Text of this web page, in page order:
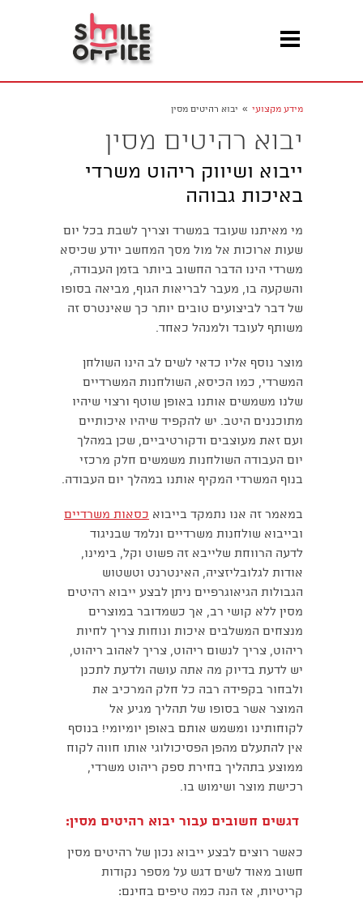
מידע מקצועי » יבוא רהיטים מסין
יבוא רהיטים מסין
ייבוא ושיווק ריהוט משרדי
באיכות גבוהה
מי מאיתנו שעובד במשרד וצריך לשבת בכל יום
שעות ארוכות אל מול מסך המחשב יודע שכיסא
משרדי הינו הדבר החשוב ביותר בזמן העבודה,
והשקעה בו, מעבר לבריאות הגוף, מביאה בסופו
של דבר לביצועים טובים יותר כך שאינטרס זה
משותף לעובד ולמנהל כאחד.
מוצר נוסף אליו כדאי לשים לב הינו השולחן
המשרדי, כמו הכיסא, השולחנות המשרדיים
שלנו משמשים אותנו באופן שוטף ורצוי שיהיו
מתוכננים היטב. יש להקפיד שיהיו איכותיים
ועם זאת מעוצבים ודקורטיביים, שכן במהלך
יום העבודה השולחנות משמשים חלק מרכזי
בנוף המשרדי המקיף אותנו במהלך יום העבודה.
במאמר זה אנו נתמקד בייבוא כסאות משרדיים
ובייבוא שולחנות משרדיים ונלמד שבניגוד
לדעה הרווחת שלייבא זה פשוט וקל, בימינו,
אודות לגלובליזציה, האינטרנט וטשטוש
הגבולות הגיאוגרפיים ניתן לבצע ייבוא רהיטים
מסין ללא קושי רב, אך כשמדובר במוצרים
מנצחים המשלבים איכות ונוחות צריך לחיות
ריהוט, צריך לנשום ריהוט, צריך לאהוב ריהוט,
יש לדעת בדיוק מה אתה עושה ולדעת לתכנן
ולבחור בקפידה רבה כל חלק המרכיב את
המוצר אשר בסופו של תהליך מגיע אל
לקוחותינו ומשמש אותם באופן יומיומי! בנוסף
אין להתעלם מהפן הפסיכולוגי אותו חווה לקוח
ממוצע בתהליך בחירת ספק ריהוט משרדי,
רכישת מוצר ושימוש בו.
דגשים חשובים עבור יבוא רהיטים מסין:
כאשר רוצים לבצע ייבוא נכון של רהיטים מסין
חשוב מאוד לשים דגש על מספר נקודות
קריטיות, אז הנה כמה טיפים בחינם: